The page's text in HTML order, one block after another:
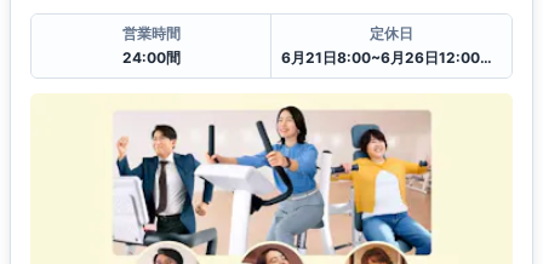
営業時間
24:00間
定休日
6月21日8:00~6月26日12:00一時閉館中